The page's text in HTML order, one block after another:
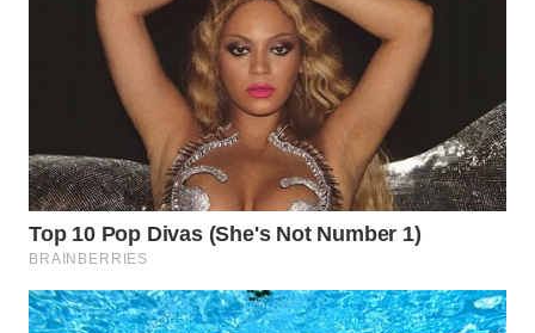
WN
KEPULAUAN
SERIBU
WN
TANGERANG
WN